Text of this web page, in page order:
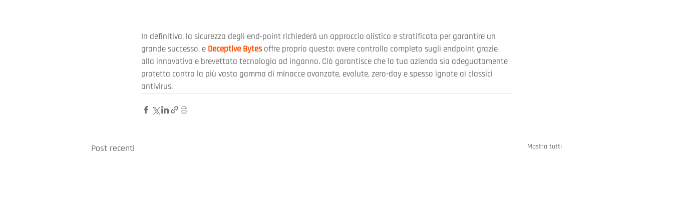
In definitiva, la sicurezza degli end-point richiederà un approccio olistico e stratificato per garantire un
grande successo, e Deceptive Bytes offre proprio questo: avere controllo completo sugli endpoint grazie
alla innovativa e brevettata tecnologia ad inganno. Ciò garantisce che la tua azienda sia adeguatamente
protetta contro la più vasta gamma di minacce avanzate, evolute, zero-day e spesso ignote ai classici
antivirus.
Post recenti Mostra tutti